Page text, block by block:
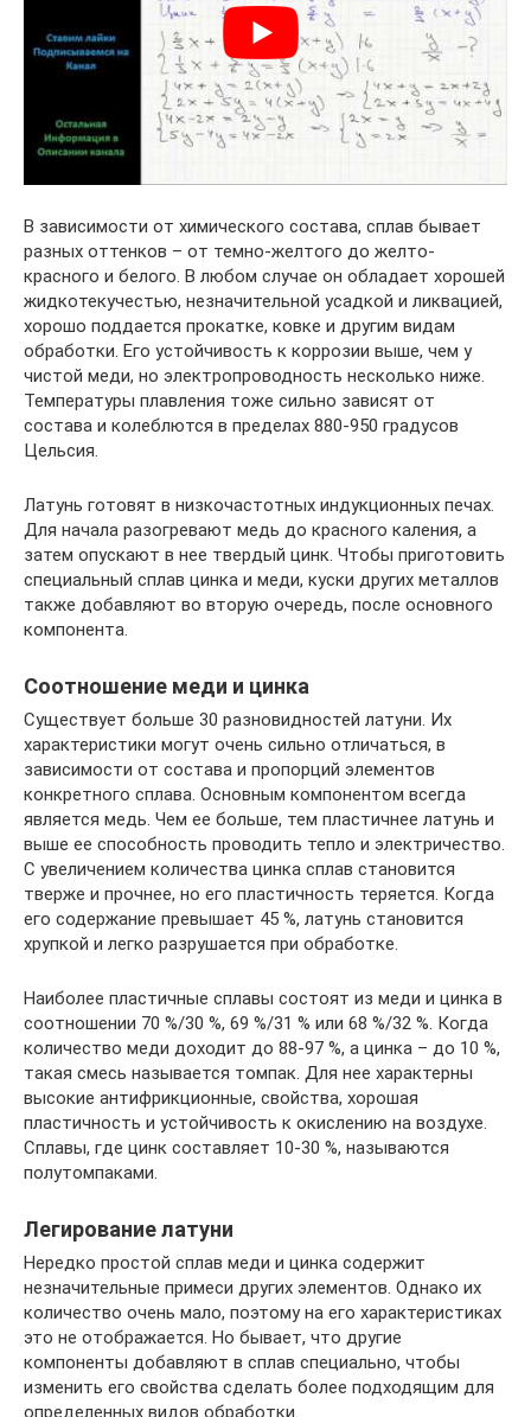
В зависимости от химического состава, сплав бывает
разных оттенков – от темно-желтого до желто-
красного и белого. В любом случае он обладает хорошей
жидкотекучестью, незначительной усадкой и ликвацией,
хорошо поддается прокатке, ковке и другим видам
обработки. Его устойчивость к коррозии выше, чем у
чистой меди, но электропроводность несколько ниже.
Температуры плавления тоже сильно зависят от
состава и колеблются в пределах 880-950 градусов
Цельсия.
Латунь готовят в низкочастотных индукционных печах.
Для начала разогревают медь до красного каления, а
затем опускают в нее твердый цинк. Чтобы приготовить
специальный сплав цинка и меди, куски других металлов
также добавляют во вторую очередь, после основного
компонента.
Соотношение меди и цинка
Существует больше 30 разновидностей латуни. Их
характеристики могут очень сильно отличаться, в
зависимости от состава и пропорций элементов
конкретного сплава. Основным компонентом всегда
является медь. Чем ее больше, тем пластичнее латунь и
выше ее способность проводить тепло и электричество.
С увеличением количества цинка сплав становится
тверже и прочнее, но его пластичность теряется. Когда
его содержание превышает 45 %, латунь становится
хрупкой и легко разрушается при обработке.
Наиболее пластичные сплавы состоят из меди и цинка в
соотношении 70 %/30 %, 69 %/31 % или 68 %/32 %. Когда
количество меди доходит до 88-97 %, а цинка – до 10 %,
такая смесь называется томпак. Для нее характерны
высокие антифрикционные, свойства, хорошая
пластичность и устойчивость к окислению на воздухе.
Сплавы, где цинк составляет 10-30 %, называются
полутомпаками.
Легирование латуни
Нередко простой сплав меди и цинка содержит
незначительные примеси других элементов. Однако их
количество очень мало, поэтому на его характеристиках
это не отображается. Но бывает, что другие
компоненты добавляют в сплав специально, чтобы
изменить его свойства сделать более подходящим для
определенных видов обработки.